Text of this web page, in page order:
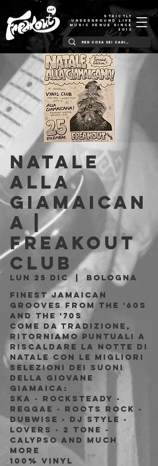
STRICTLY
UNDERGROUND LIVE
MUSIC VENUE SINCE
2012
Natale
alla
Giamaican
a |
Freakout
Club
lun 25 dic
  |
Bologna
Finest Jamaican
grooves from the '60s
and the '70s
Come da tradizione,
ritorniamo puntuali a
riscaldare la notte di
Natale con le migliori
selezioni dei suoni
della giovane
Giamaica:
Ska - Rocksteady -
Reggae - Roots Rock -
Dubwise - Dj Style -
Lovers - 2 Tone -
Calypso and much
more
100% vinyl